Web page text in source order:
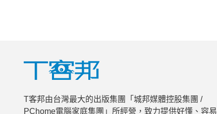
T客邦由台灣最大的出版集團「城邦媒體控股集團 /
PChome電腦家庭集團」所經營，致力提供好懂、容易